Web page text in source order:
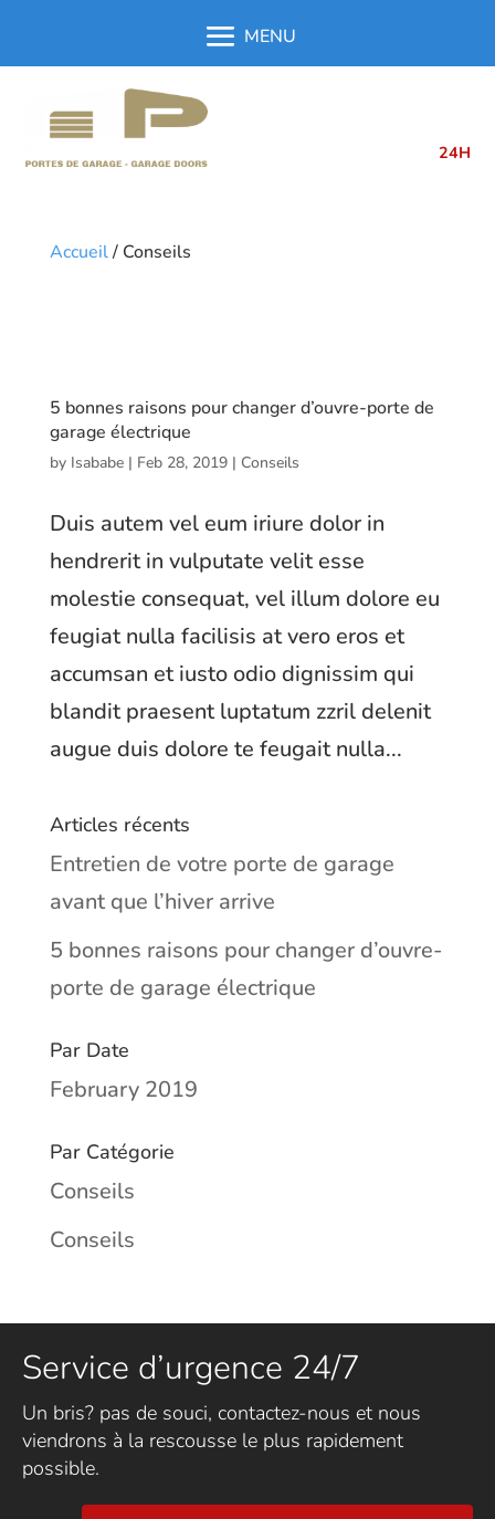
24H
Accueil/ Conseils
5 bonnes raisons pour changer d’ouvre-porte de
garage électrique
by Isababe| Feb 28, 2019| Conseils
Duis autem vel eum iriure dolor in
hendrerit in vulputate velit esse
molestie consequat, vel illum dolore eu
feugiat nulla facilisis at vero eros et
accumsan et iusto odio dignissim qui
blandit praesent luptatum zzril delenit
augue duis dolore te feugait nulla...
Articles récents
Entretien de votre porte de garage
avant que l’hiver arrive
5 bonnes raisons pour changer d’ouvre-
porte de garage électrique
Par Date
February 2019
Par Catégorie
Conseils
Conseils
Service d’urgence 24/7
Un bris? pas de souci, contactez-nous et nous
viendrons à la rescousse le plus rapidement
possible.